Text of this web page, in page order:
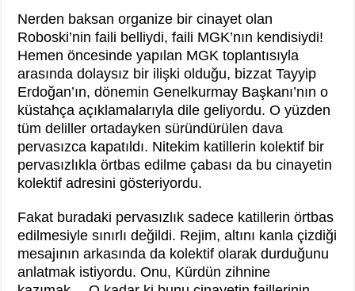
Nerden baksan organize bir cinayet olan
Roboski’nin faili belliydi, faili MGK’nın kendisiydi!
Hemen öncesinde yapılan MGK toplantısıyla
arasında dolaysız bir ilişki olduğu, bizzat Tayyip
Erdoğan’ın, dönemin Genelkurmay Başkanı’nın o
küstahça açıklamalarıyla dile geliyordu. O yüzden
tüm deliller ortadayken süründürülen dava
pervasızca kapatıldı. Nitekim katillerin kolektif bir
pervasızlıkla örtbas edilme çabası da bu cinayetin
kolektif adresini gösteriyordu.
Fakat buradaki pervasızlık sadece katillerin örtbas
edilmesiyle sınırlı değildi. Rejim, altını kanla çizdiği
mesajının arkasında da kolektif olarak durduğunu
anlatmak istiyordu. Onu, Kürdün zihnine